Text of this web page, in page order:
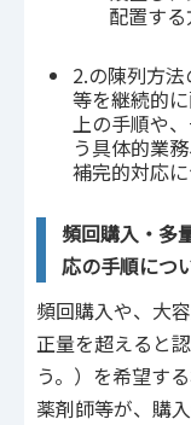
配置す
2.の陳列方
等を継続的
上の手順や
う具体的業
補完的対応
頻回購入・多
応の手順につ
頻回購入や、大
正量を超えると
う。）を希望す
薬剤師等が、購